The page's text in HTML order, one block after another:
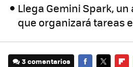
Llega Gemini Spark,
que organizará tareas
3 comentarios